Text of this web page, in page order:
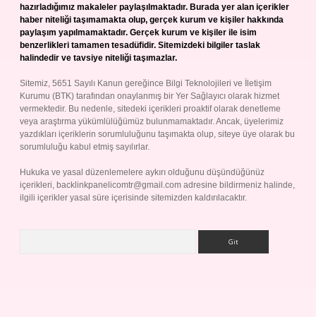
hazırladığımız makaleler paylaşılmaktadır. Burada yer alan içerikler
haber niteliği taşımamakta olup, gerçek kurum ve kişiler hakkında
paylaşım yapılmamaktadır. Gerçek kurum ve kişiler ile isim
benzerlikleri tamamen tesadüfidir. Sitemizdeki bilgiler taslak
halindedir ve tavsiye niteliği taşımazlar.
Sitemiz, 5651 Sayılı Kanun gereğince Bilgi Teknolojileri ve İletişim
Kurumu (BTK) tarafından onaylanmış bir Yer Sağlayıcı olarak hizmet
vermektedir. Bu nedenle, sitedeki içerikleri proaktif olarak denetleme
veya araştırma yükümlülüğümüz bulunmamaktadır. Ancak, üyelerimiz
yazdıkları içeriklerin sorumluluğunu taşımakta olup, siteye üye olarak bu
sorumluluğu kabul etmiş sayılırlar.
Hukuka ve yasal düzenlemelere aykırı olduğunu düşündüğünüz
içerikleri, backlinkpanelicomtr@gmail.com adresine bildirmeniz halinde,
ilgili içerikler yasal süre içerisinde sitemizden kaldırılacaktır.